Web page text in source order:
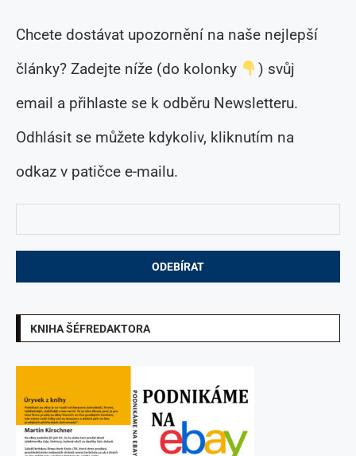
Chcete dostávat upozornění na naše nejlepší
články? Zadejte níže (do kolonky
) svůj
email a přihlaste se k odběru Newsletteru.
Odhlásit se můžete kdykoliv, kliknutím na
odkaz v patičce e-mailu.
KNIHA ŠÉFREDAKTORA